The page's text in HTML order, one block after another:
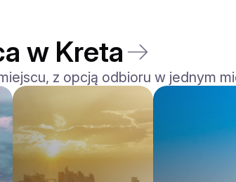
Od 1750
teraz
w Kreta
z opcją odbioru w jednym